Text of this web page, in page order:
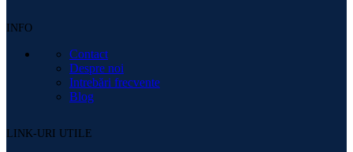
INFO
Contact
Despre noi
Intrebări frecvente
Blog
LINK-URI UTILE